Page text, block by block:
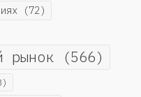
(72)
рынок (566)